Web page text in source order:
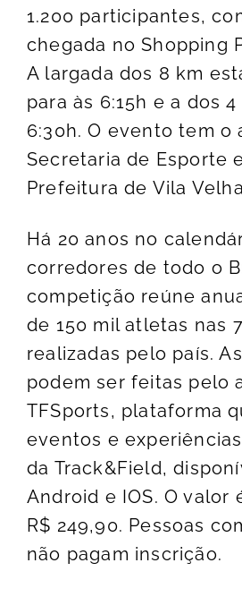
1.200 participantes,
chegada no Shopping
A largada dos 8 km
para às 6:15h e a dos
6:30h. O evento tem o
Secretaria de Esporte
Prefeitura de Vila
Há 20 anos no
corredores de todo o
competição reúne
de 150 mil atletas nas
realizadas pelo país.
podem ser feitas pelo
TFSports, plataforma
eventos e
da Track&Field,
Android e IOS. O valor
R$ 249,90. Pessoas
não pagam inscrição.